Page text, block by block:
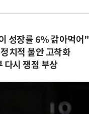
성장률 6% 갉아먹어"
치적 불안 고착화
다시 쟁점 부상